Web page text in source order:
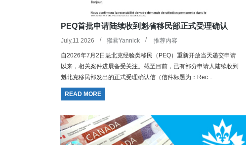
PEQ首批申请陆续收到魁省移民部正式受理确认
July,11 2026 猴君Yannick 推荐内容
自2026年7月2日魁北克经验类移民（PEQ）重新开放当天递交申请
以来，相关案件进展备受关注。截至目前，已有部分申请人陆续收到
魁北克移民部发出的正式受理确认信（信件标题为：Rec...
READ MORE